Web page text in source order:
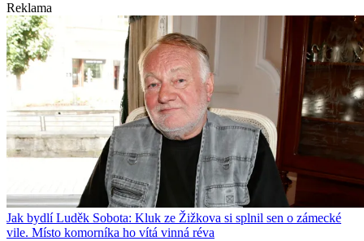
Reklama
Jak bydlí Luděk Sobota: Kluk ze Žižkova si splnil sen o zámecké
vile. Místo komorníka ho vítá vinná réva